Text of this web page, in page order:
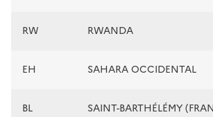
RW RWANDA
EH SAHARA OCCIDENTAL
BL SAINT-BARTHÉLÉMY